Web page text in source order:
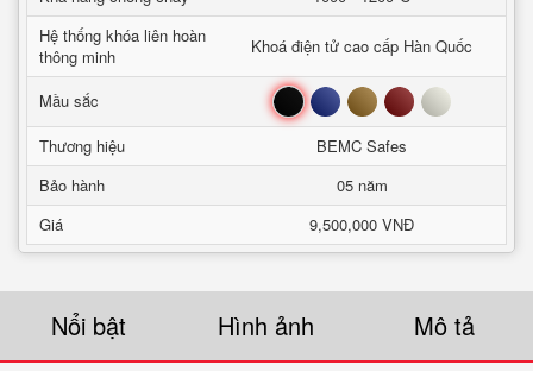
Hệ thống khóa liên hoàn
thông minh
Khoá điện tử cao cấp Hàn Quốc
Mầu sắc Đen Xanh Nâu Đỏ Trắng
Thương hiệu
BEMC Safes
Bảo hành
05 năm
Giá
9,500,000 VNĐ
Nổi bật Hình ảnh Mô tả